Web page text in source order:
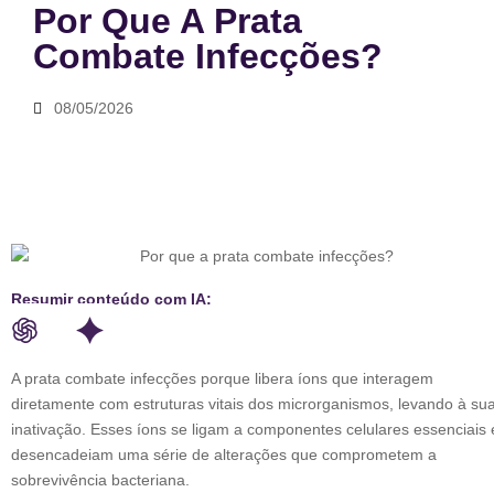
Por Que A Prata
Combate Infecções?
08/05/2026
Resumir conteúdo com IA:
A prata combate infecções porque libera íons que interagem
diretamente com estruturas vitais dos microrganismos, levando à
inativação. Esses íons se ligam a componentes celulares essenciais
desencadeiam uma série de alterações que comprometem a
sobrevivência bacteriana.